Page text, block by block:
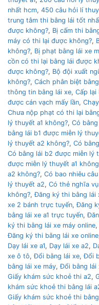
nhất hcm, 450 câu hỏi lí
trung tâm thi bằng lái tốt
được không?, Bị cấm thi
máy có thi lại được không?,
không?, Bị phạt bằng lái xe
cồn có thi lại bằng lái được
được không?, Bộ đội xuất
không?, Cách phân biệt
thông tin bằng lái xe, Cấp lại
được cán vạch mấy lần,
Chưa nộp phạt có thi lại
lý thuyết a1 không?, Có
bằng lái b1 được miễn lý
lý thuyết a2 không?, Có
Có bằng lái b2 được miễn lý
được miễn lý thuyết a1
a2 không?, Có bao nhiêu
lý thuyết a2, Có thẻ nghĩa
không?,Đăng ký thi bằng lái
xe 2 bánh trực tuyến,Đăng
bằng lái xe a1 trực tuyến,
ký thi bằng lái xe máy online,
Đăng ký thi bằng lái xe online
Dạy lái xe a1, Dạy lái xe a2,
xe ô tô,Đổi bằng lái xe,Đổi
bằng lái xe máy,Đổi bằng lái
Giấy khám sức khoẻ thi a2,
khám sức khoẻ thi bằng lái
Giấy khám sức khoẻ thi